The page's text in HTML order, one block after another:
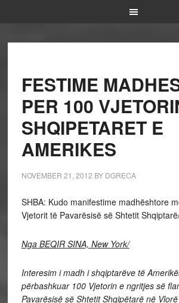
FESTIME
PER 100
SHQIPETARET E
AMERIKES
NOVEMBER 21, 2012 BY DGRECA
SHBA: Kudo manifestime madhështore
Vjetorit të Pavarësisë së Shtetit
Nga BEQIR SINA, New York/
Interesim i madh i shqiptarëve të
përbashkuar 100 Vjetorin e ngritjes së
Pavarësisë së Shtetit Shqipëtarë në